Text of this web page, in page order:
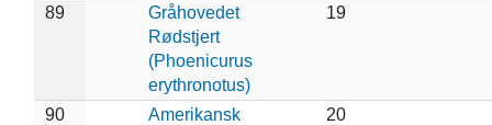
89
Gråhovedet
Rødstjert
(Phoenicurus
erythronotus)
19
90
Amerikansk
20